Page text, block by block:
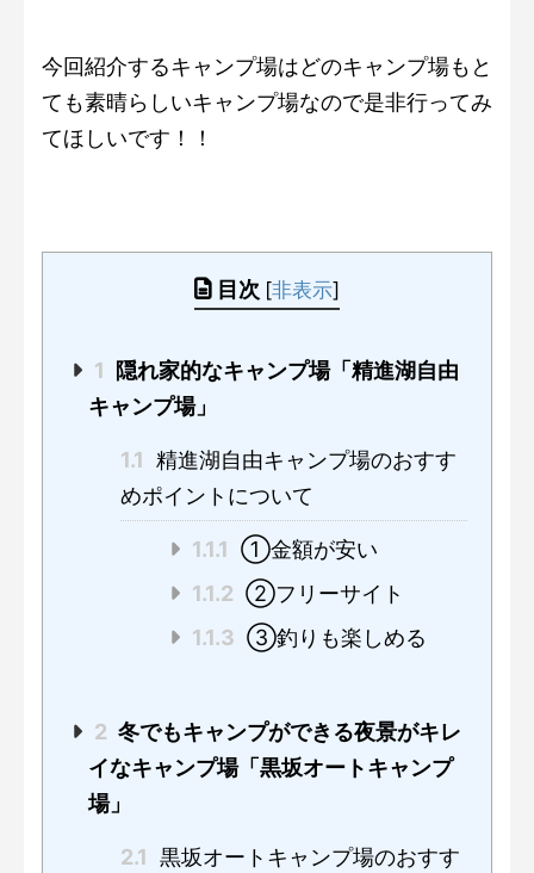
今回紹介するキャンプ場はどのキャンプ場もと
ても素晴らしいキャンプ場なので是非行ってみ
てほしいです！！
目次 [非表示]
1 隠れ家的なキャンプ場「精進湖自由
キャンプ場」
1.1 精進湖自由キャンプ場のおすす
めポイントについて
1.1.1 ①金額が安い
1.1.2 ②フリーサイト
1.1.3 ③釣りも楽しめる
2 冬でもキャンプができる夜景がキレ
イなキャンプ場「黒坂オートキャンプ
場」
2.1 黒坂オートキャンプ場のおすす